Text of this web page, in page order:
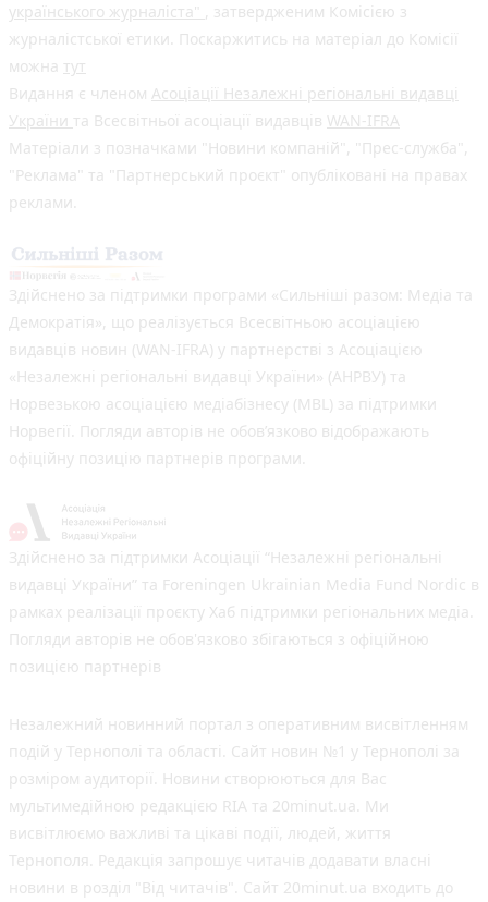
українського журналіста" , затвердженим Комісією з
журналістської етики. Поскаржитись на матеріал до Комісії
можна тут
Видання є членом Асоціації Незалежні регіональні видавці
України та Всесвітньої асоціації видавців WAN-IFRA
Матеріали з позначками "Новини компаній", "Прес-служба",
"Реклама" та "Партнерський проєкт" опубліковані на правах
реклами.
Здійснено за підтримки програми «Сильніші разом: Медіа та
Демократія», що реалізується Всесвітньою асоціацією
видавців новин (WAN-IFRA) у партнерстві з Асоціацією
«Незалежні регіональні видавці України» (АНРВУ) та
Норвезькою асоціацією медіабізнесу (MBL) за підтримки
Норвегії. Погляди авторів не обов’язково відображають
офіційну позицію партнерів програми.
Здійснено за підтримки Асоціації “Незалежні регіональні
видавці України” та Foreningen Ukrainian Media Fund Nordic в
рамках реалізації проєкту Хаб підтримки регіональних медіа.
Погляди авторів не обов'язково збігаються з офіційною
позицією партнерів
Незалежний новинний портал з оперативним висвітленням
подій у Тернополі та області. Сайт новин №1 у Тернополі за
розміром аудиторії. Новини створюються для Вас
мультимедійною редакцією RIA та 20minut.ua. Ми
висвітлюємо важливі та цікаві події, людей, життя
Тернополя. Редакція запрошує читачів додавати власні
новини в розділ "Від читачів". Сайт 20minut.ua входить до